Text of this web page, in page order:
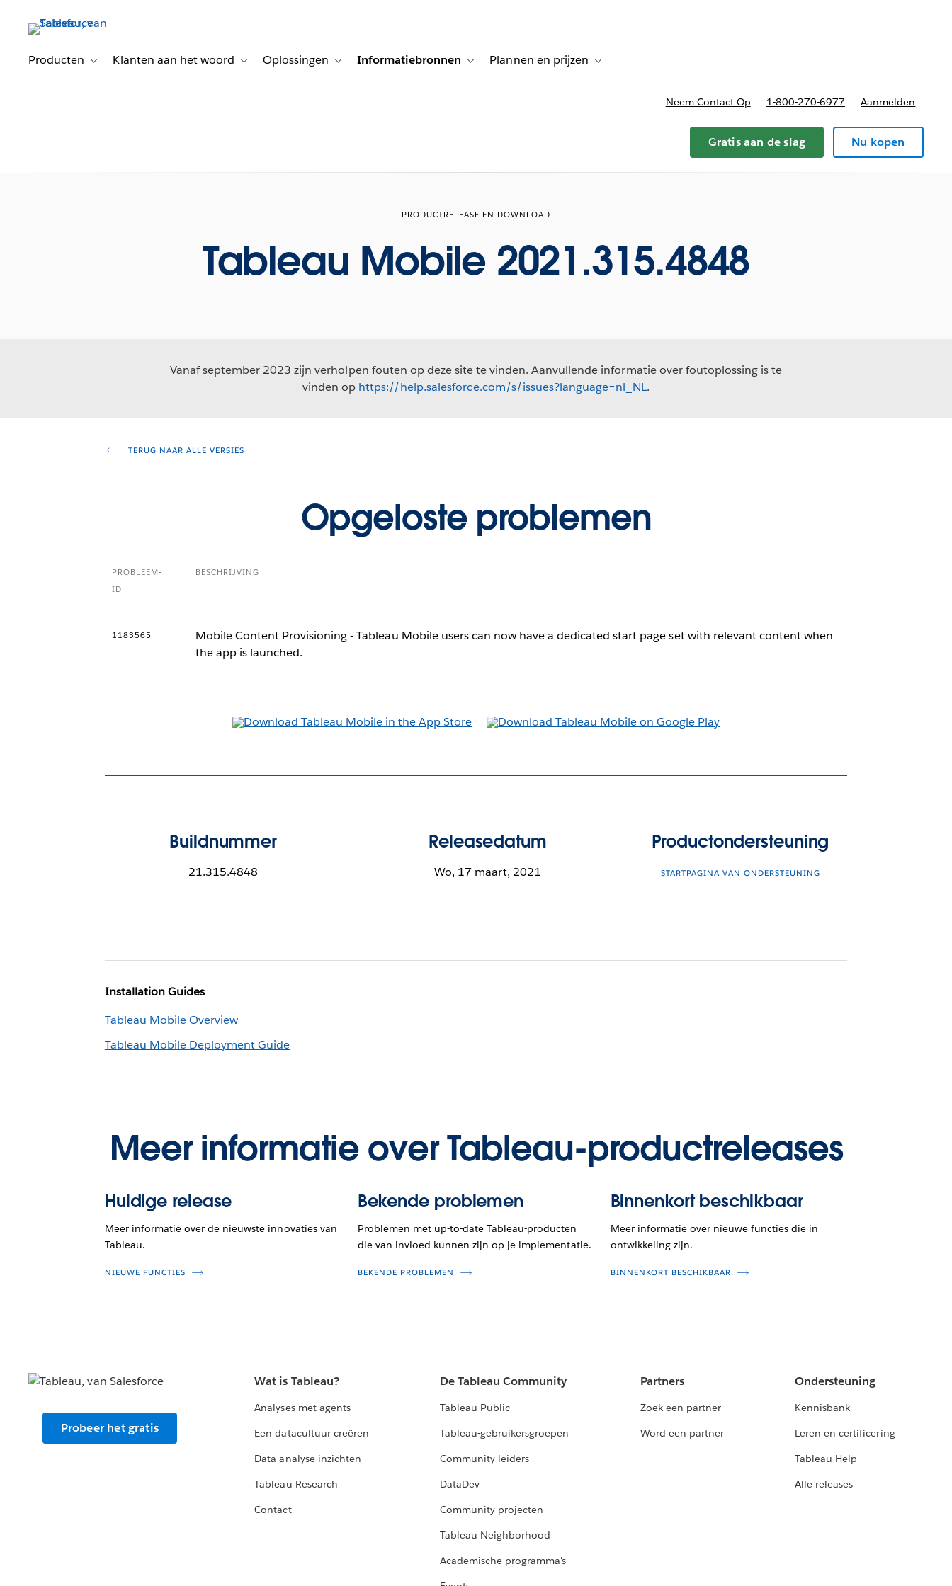
Producten
Toggle sub-navigation for Producten
Klanten aan het woord Toggle sub-navigation for Klanten aan het woord
Oplossingen Toggle sub-navigation for Oplossingen
Informatiebronnen Toggle sub-navigation for Informatiebronnen
Plannen en prijzen Toggle sub-navigation for Plannen en prijzen
Neem Contact Op 1-800-270-6977 Aanmelden
Gratis aan de slag Nu kopen
PRODUCTRELEASE EN DOWNLOAD
Tableau Mobile 2021.315.4848
Vanaf september 2023 zijn verholpen fouten op deze site te vinden. Aanvullende informatie over foutoplossing is te
vinden op https://help.salesforce.com/s/issues?language=nl_NL.
TERUG NAAR ALLE VERSIES
Opgeloste problemen
PROBLEEM-
ID
BESCHRIJVING
1183565
Mobile Content Provisioning - Tableau Mobile users can now have a dedicated start page set with relevant content when
the app is launched.
Buildnummer
21.315.4848
Releasedatum
Wo, 17 maart, 2021
Productondersteuning
STARTPAGINA VAN ONDERSTEUNING
Installation Guides
Tableau Mobile Overview
Tableau Mobile Deployment Guide
Meer informatie over Tableau-productreleases
Huidige release
Meer informatie over de nieuwste innovaties van
Tableau.
NIEUWE FUNCTIES
Bekende problemen
Problemen met up-to-date Tableau-producten
die van invloed kunnen zijn op je implementatie.
BEKENDE PROBLEMEN
Binnenkort beschikbaar
Meer informatie over nieuwe functies die in
ontwikkeling zijn.
BINNENKORT BESCHIKBAAR
Probeer het gratis
Wat is Tableau?
Analyses met agents
Een datacultuur creëren
Data-analyse-inzichten
Tableau Research
Contact
De Tableau Community
Tableau Public
Tableau-gebruikersgroepen
Community-leiders
DataDev
Community-projecten
Tableau Neighborhood
Academische programma's
Partners
Zoek een partner
Word een partner
Ondersteuning
Kennisbank
Leren en certificering
Tableau Help
Alle releases